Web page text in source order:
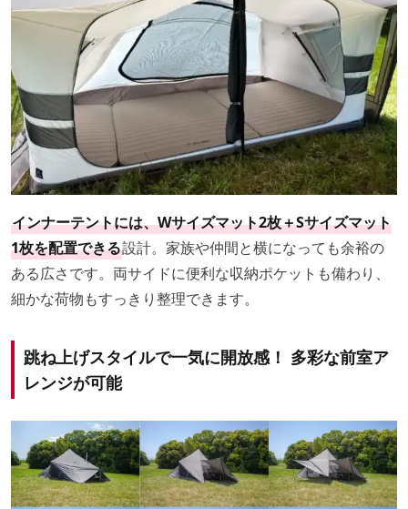
インナーテントには、Wサイズマット2枚＋Sサイズマット
1枚を配置できる設計。家族や仲間と横になっても余裕の
ある広さです。両サイドに便利な収納ポケットも備わり、
細かな荷物もすっきり整理できます。
跳ね上げスタイルで一気に開放感！ 多彩な前室ア
レンジが可能